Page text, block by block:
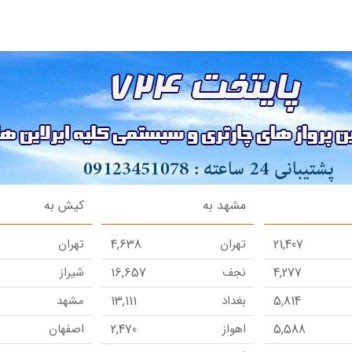
21,407
4,277
5,814
5,588
مشهد به
تهران 4,638
نجف 16,657
بغداد 13,111
اهواز 2,470
کیش به
تهران
شیراز
مشهد
اصفهان